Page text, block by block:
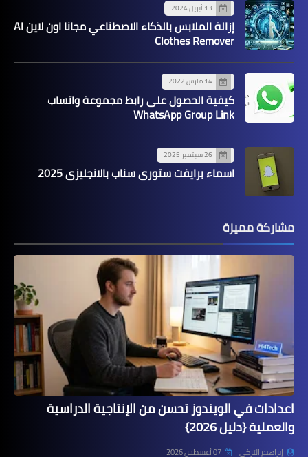
13 أبريل 2024
إزالة الملابس بالذكاء الاصطناعي مجانا اون لاين AI
Clothes Remover
14 مارس 2022
كيفية الحصول على رابط مجموعة واتساب
WhatsApp Group Link
26 سبتمبر 2025
اسماء برايفت ستوري سناب بالانجليزي 2025
مشاركة مميزة
اعدادات في الويندوز تحسن من الإنتاجية الدراسية
والعملية {دليل 2026}
إبراهيم التركي 07 أغسطس 2026